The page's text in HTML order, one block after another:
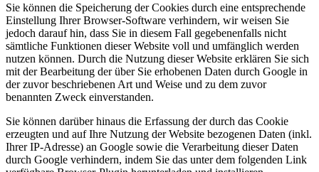
Sie können die Speicherung der Cookies durch eine entsprechende
Einstellung Ihrer Browser-Software verhindern, wir weisen Sie
jedoch darauf hin, dass Sie in diesem Fall gegebenenfalls nicht
sämtliche Funktionen dieser Website voll und umfänglich werden
nutzen können. Durch die Nutzung dieser Website erklären Sie sich
mit der Bearbeitung der über Sie erhobenen Daten durch Google in
der zuvor beschriebenen Art und Weise und zu dem zuvor
benannten Zweck einverstanden.
Sie können darüber hinaus die Erfassung der durch das Cookie
erzeugten und auf Ihre Nutzung der Website bezogenen Daten (inkl.
Ihrer IP-Adresse) an Google sowie die Verarbeitung dieser Daten
durch Google verhindern, indem Sie das unter dem folgenden Link